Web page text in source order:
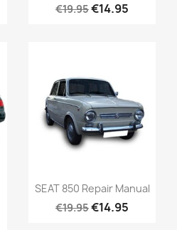
€19.95€14.95
SEAT 850 Repair Manual
€19.95€14.95